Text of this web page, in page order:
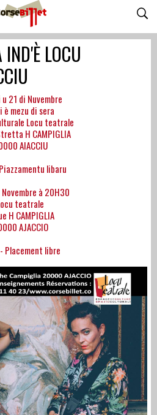
LOCU
21 di Nuvembre
è mezu di sera
Locu teatrale
H CAMPIGLIA
AIACCIU
libaru
à 20H30
teatrale
H CAMPIGLIA
AJACCIO
Placement libre